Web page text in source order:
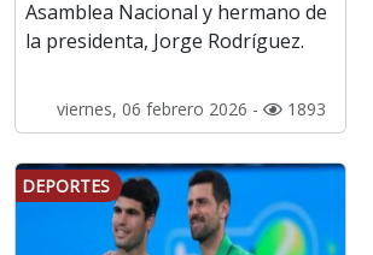
Asamblea Nacional y hermano de
la presidenta, Jorge Rodríguez.
viernes, 06 febrero 2026 - 1893
DEPORTES